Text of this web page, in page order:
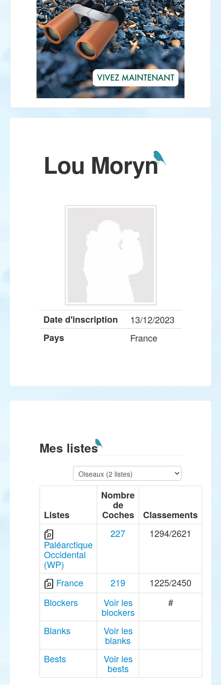
Lou Moryn
Date d'inscription
13/12/2023
Pays
France
Mes listes
Listes
Nombre
de
Coches Classements
Paléarctique
Occidental
(WP)
227 1294/2621
France 219
1225/2450
Blockers
Voir les
blockers
#
Blanks Voir les
blanks
Bests
Voir les
bests